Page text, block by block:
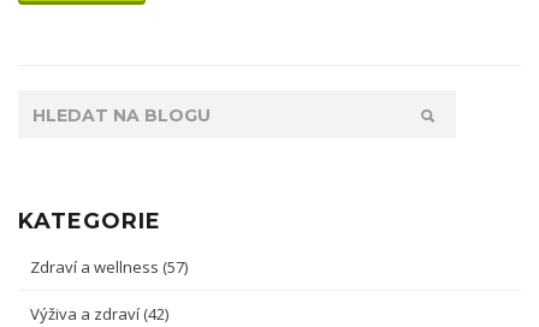
KATEGORIE
Zdraví a wellness (57)
Výživa a zdraví (42)